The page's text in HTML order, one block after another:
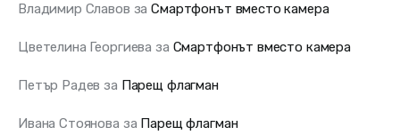
Владимир Славов заСмартфонът вместо камера
Цветелина Георгиева за Смартфонът вместо камера
Петър Радев за Парещ флагман
Ивана Стоянова за Парещ флагман